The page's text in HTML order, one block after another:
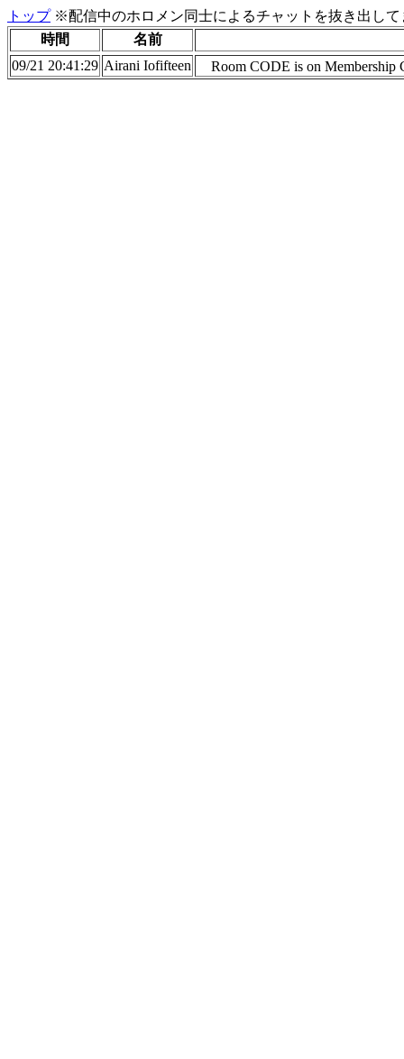
トップ※配信中のホロメン同士によるチャットを抜き出して
時間
名前
09/21 20:41:29 Airani Iofifteen Room CODE is on Membership